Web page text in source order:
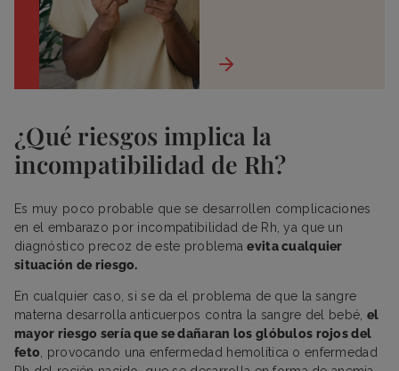
¿Qué riesgos implica la
incompatibilidad de Rh?
Es muy poco probable que se desarrollen complicaciones
en el embarazo por incompatibilidad de Rh, ya que un
diagnóstico precoz de este problemaevita cualquier
situación de riesgo.
En cualquier caso, si se da el problema de que la sangre
materna desarrolla anticuerpos contra la sangre del bebé, el
mayor riesgo sería que se dañaran los glóbulos rojos del
feto , provocando una enfermedad hemolítica o enfermedad